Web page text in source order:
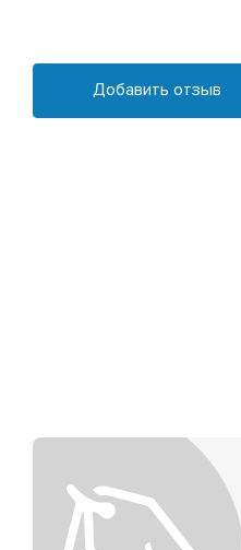
Добавить отзыв